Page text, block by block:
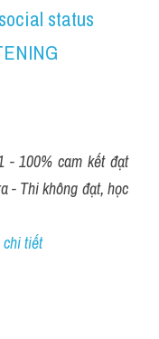
status
- 100% cam kết đạt
- Thi không đạt, học
tiết